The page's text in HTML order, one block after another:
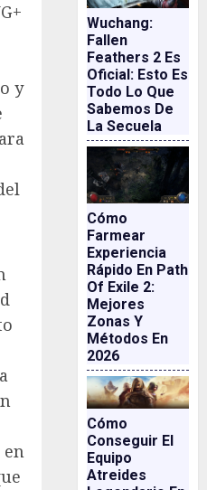
y
en
Wuchang:
Fallen
Feathers 2 Es
Oficial: Esto Es
Todo Lo Que
Sabemos De
La Secuela
Cómo
Farmear
Experiencia
Rápido En Path
Of Exile 2:
Mejores
Zonas Y
Métodos En
2026
Cómo
Conseguir El
Equipo
Atreides